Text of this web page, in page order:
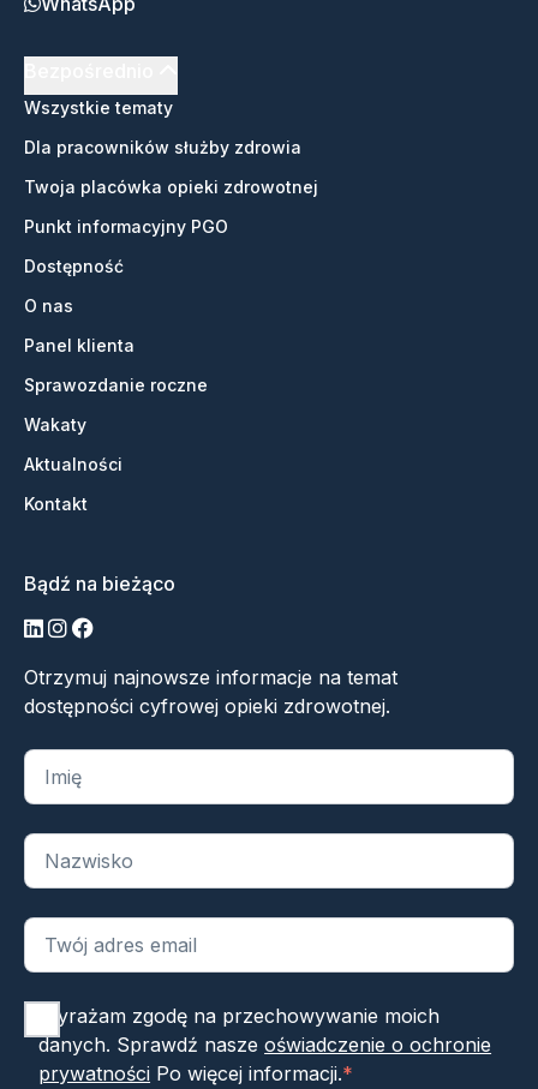
Wszystkie tematy
Dla pracowników służby zdrowia
Twoja placówka opieki zdrowotnej
Punkt informacyjny PGO
Dostępność
O nas
Panel klienta
Sprawozdanie roczne
Wakaty
Aktualności
Kontakt
Bądź na bieżąco
LinkedIn
Instagram
Facebook
Otrzymuj najnowsze informacje na temat
dostępności cyfrowej opieki zdrowotnej.
„*” oznacza wymagane pola
Wyrażam zgodę na przechowywanie moich
danych. Sprawdź naszeoświadczenie o ochronie
prywatności Po więcej informacji.*